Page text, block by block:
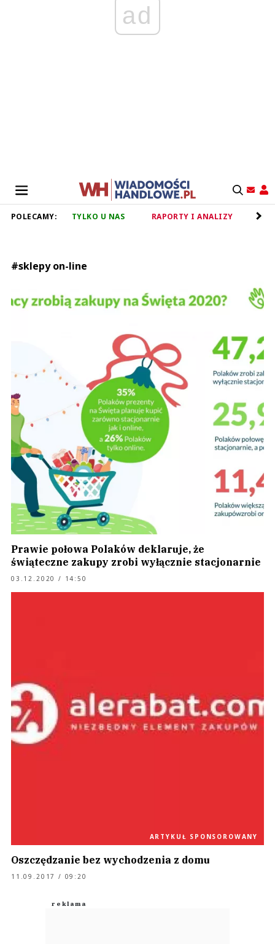
ad
POLECAMY: TYLKO U NAS RAPORTY I ANALIZY
#sklepy on-line
Prawie połowa Polaków deklaruje, że
świąteczne zakupy zrobi wyłącznie stacjonarnie
03.12.2020 / 14:50
ARTYKUŁ SPONSOROWANY
Oszczędzanie bez wychodzenia z domu
11.09.2017 / 09:20